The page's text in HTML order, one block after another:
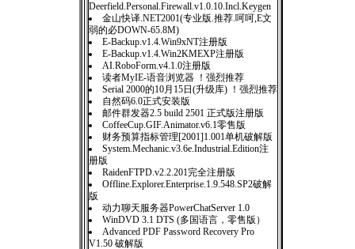
Deerfield.Personal.Firewall.v1.0.10.Incl.Keygen
金山快译.NET2001(专业版.推荐.呵呵,E文
弱的必DOWN-65.8M)
E-Backup.v1.4.Win9xNT注册版
E-Backup.v1.4.Win2KMEXP注册版
AI.RoboForm.v4.1.0注册版
读者MyIE-语音浏览器 ！强烈推荐
Serial 2000的10月15日(升级库) ！强烈推荐
自然码6.0正式安装版
邮件群发器2.5 build 2501 正式版注册版
CoffeeCup.GIF.Animator.v6.1零售版
财务预算指标管理[2001]1.001单机破解版
System.Mechanic.v3.6e.Industrial.Edition注
册版
RaidenFTPD.v2.2.201完全注册版
Offline.Explorer.Enterprise.1.9.548.SP2破解
版
动力聊天服务器PowerChatServer 1.0
WinDVD 3.1 DTS (多国语言，零售版）
Advanced PDF Password Recovery Pro
V1.50 破解版